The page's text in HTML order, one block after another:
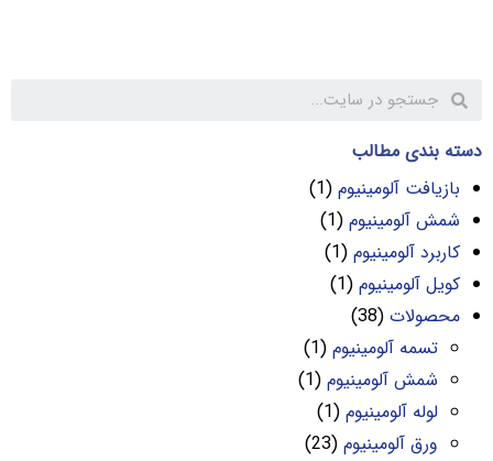
دسته بندی مطالب
بازیافت آلومینیوم (1)
شمش آلومینیوم (1)
کاربرد آلومینیوم (1)
کویل آلومینیوم (1)
محصولات (38)
تسمه آلومینیوم (1)
شمش آلومینیوم (1)
لوله آلومینیوم (1)
ورق آلومینیوم (23)